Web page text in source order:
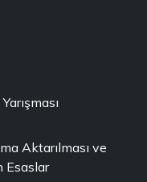
Aktarılması ve
Esaslar